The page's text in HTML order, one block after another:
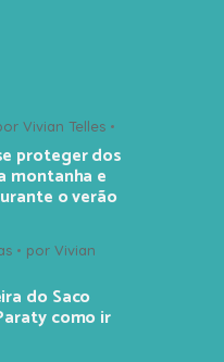
Vivian Telles
proteger dos
montanha e
o verão
por Vivian
do Saco
como ir